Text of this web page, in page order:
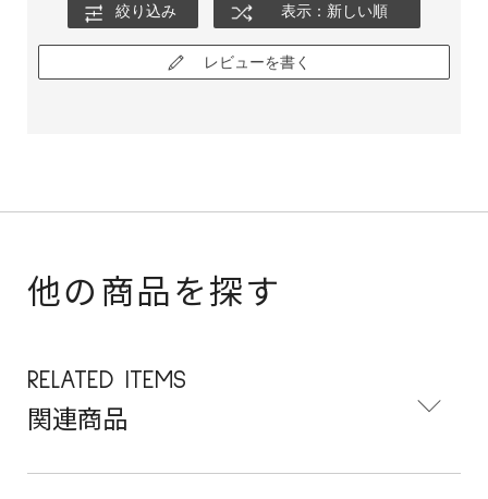
絞り込み 表示：新しい順
レビューを書く
他の商品を探す
RELATED ITEMS
関連商品